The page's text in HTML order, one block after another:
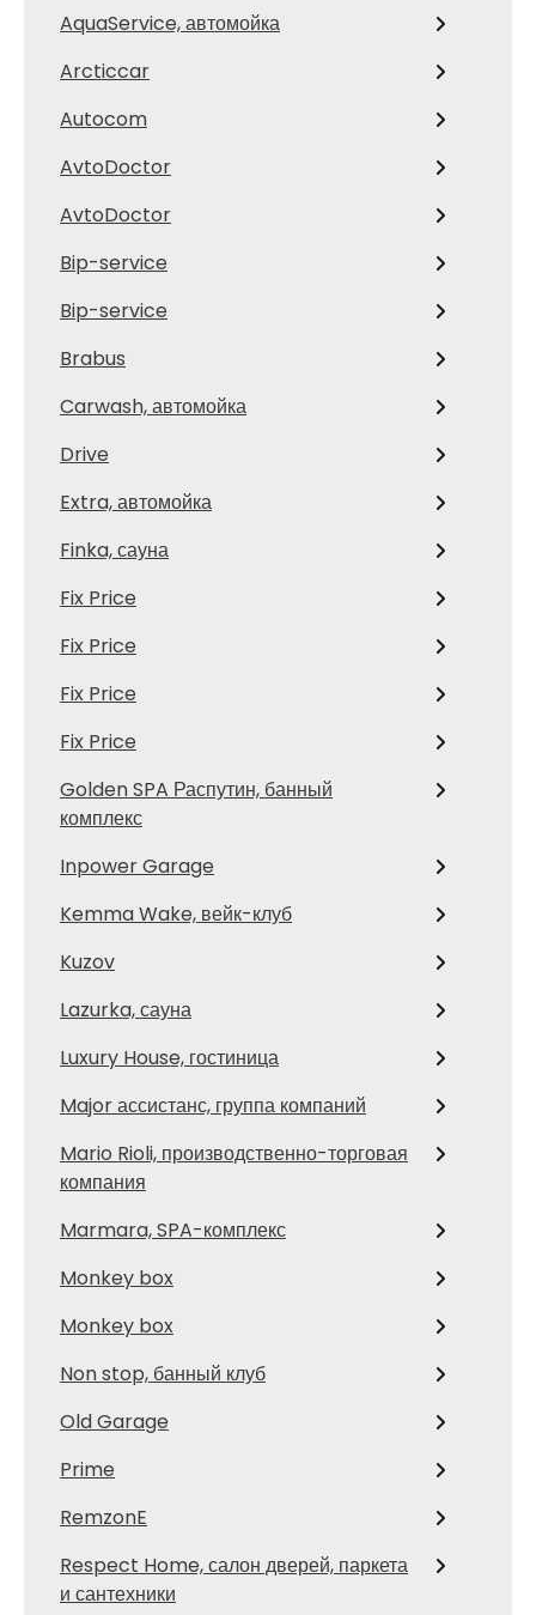
AquaService, автомойка
Arcticcar
Autocom
AvtoDoctor
AvtoDoctor
Bip-service
Bip-service
Brabus
Carwash, автомойка
Drive
Extra, автомойка
Finka, сауна
Fix Price
Fix Price
Fix Price
Fix Price
Golden SPA Распутин, банный
комплекс
Inpower Garage
Kemma Wake, вейк-клуб
Kuzov
Lazurka, сауна
Luxury House, гостиница
Major ассистанс, группа компаний
Mario Rioli, производственно-торговая
компания
Marmara, SPA-комплекс
Monkey box
Monkey box
Non stop, банный клуб
Old Garage
Prime
RemzonE
Respect Home, салон дверей, паркета
и сантехники